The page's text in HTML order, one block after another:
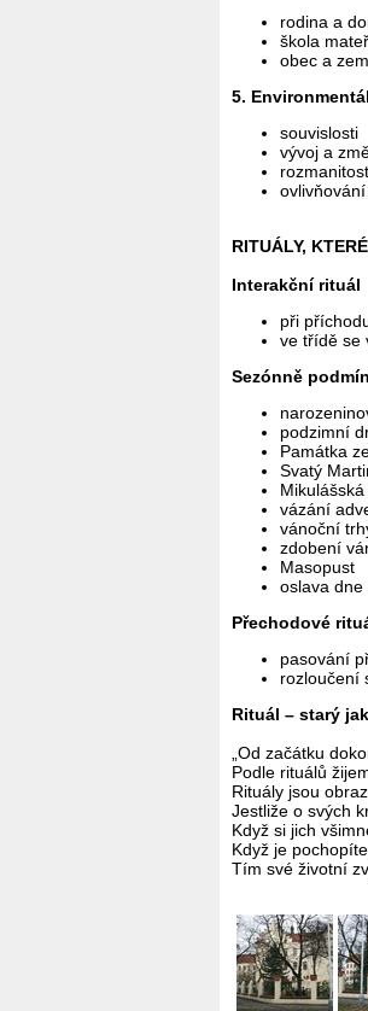
rodina a
škola
obec a
5.
souvislosti
vývoj a
rozmanitost
RITUÁLY,
Interakční rituál
při
ve třídě se
Sezónně
podzimní
Památka
Svatý
vázání
vánoční
zdobení
Masopust
oslava dne
Přechodové
pasování
rozloučení
Rituál – starý
„Od začátku
Podle rituálů
Rituály jsou
Jestliže o svých
Když si jich
Když je
Tím své životní